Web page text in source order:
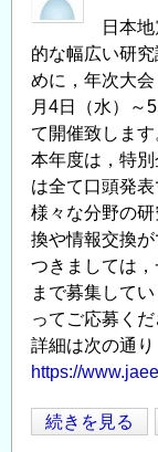
ン
ポ
ジ
ウ
ム
「最
新
科
学
で
備
え
南
日本
的な幅広い研
めに，年次大
月4日（水）～
て開催致します
本年度は，特
は全て口頭発
様々な分野の
換や情報交換が
つきましては，
まで募集して
ってご応募く
詳細は次の通り
https://
土
続きを見る